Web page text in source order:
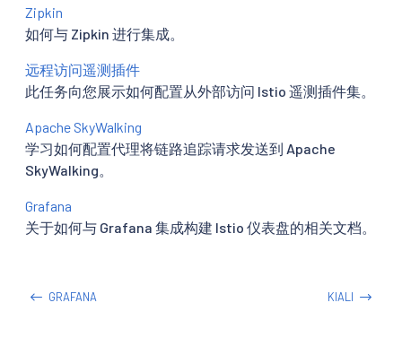
Zipkin
如何与 Zipkin 进行集成。
远程访问遥测插件
此任务向您展示如何配置从外部访问 Istio 遥测插件集。
Apache SkyWalking
学习如何配置代理将链路追踪请求发送到 Apache
SkyWalking。
Grafana
关于如何与 Grafana 集成构建 Istio 仪表盘的相关文档。
GRAFANA KIALI